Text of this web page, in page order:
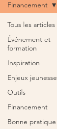
Tous les articles
Événement et
formation
Inspiration
Enjeux jeunesse
Outils
Financement
Bonne pratique
Financement